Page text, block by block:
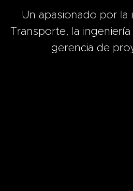
Un apasionado por la
Transporte, la
gerencia de